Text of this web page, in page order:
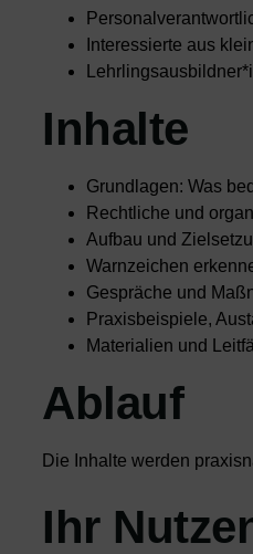
Interessierte aus
Inhalte
Grundlagen: Was
Rechtliche und
Aufbau und
Warnzeichen
Gespräche und
Praxisbeispiele,
Materialien und
Ablauf
Die Inhalte werden
Ihr